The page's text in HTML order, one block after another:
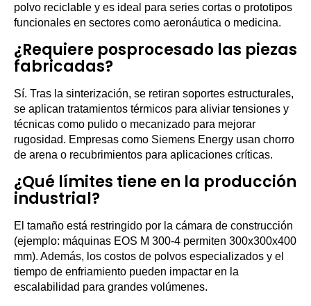
polvo reciclable y es ideal para series cortas o prototipos
funcionales en sectores como aeronáutica o medicina.
¿Requiere posprocesado las piezas
fabricadas?
Sí. Tras la sinterización, se retiran soportes estructurales,
se aplican tratamientos térmicos para aliviar tensiones y
técnicas como pulido o mecanizado para mejorar
rugosidad. Empresas como Siemens Energy usan chorro
de arena o recubrimientos para aplicaciones críticas.
¿Qué límites tiene en la producción
industrial?
El tamaño está restringido por la cámara de construcción
(ejemplo: máquinas EOS M 300-4 permiten 300x300x400
mm). Además, los costos de polvos especializados y el
tiempo de enfriamiento pueden impactar en la
escalabilidad para grandes volúmenes.